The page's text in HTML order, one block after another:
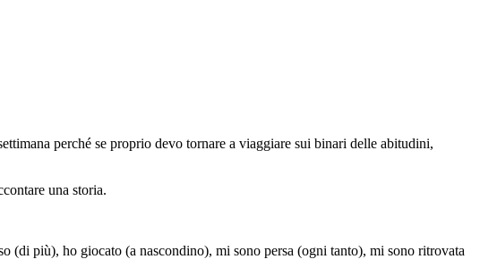
perché se proprio devo tornare a viaggiare sui binari delle abitudini,
una storia.
più), ho giocato (a nascondino), mi sono persa (ogni tanto), mi sono ritrovata